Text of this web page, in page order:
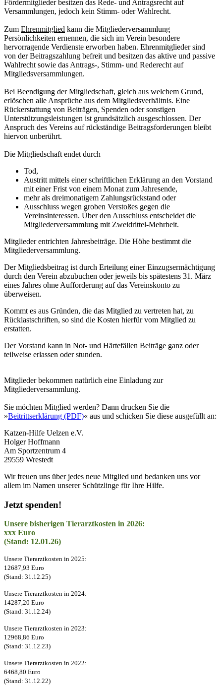
Fördermitglieder besitzen das Rede- und Antragsrecht auf
Versammlungen, jedoch kein Stimm- oder Wahlrecht.
Zum Ehrenmitglied kann die Mitgliederversammlung
Persönlichkeiten ernennen, die sich im Verein besondere
hervorragende Verdienste erworben haben. Ehrenmitglieder sind
von der Beitragszahlung befreit und besitzen das aktive und passive
Wahlrecht sowie das Antrags-, Stimm- und Rederecht auf
Mitgliedsversammlungen.
Bei Beendigung der Mitgliedschaft, gleich aus welchem Grund,
erlöschen alle Ansprüche aus dem Mitgliedsverhältnis. Eine
Rückerstattung von Beiträgen, Spenden oder sonstigen
Unterstützungsleistungen ist grundsätzlich ausgeschlossen. Der
Anspruch des Vereins auf rückständige Beitragsforderungen bleibt
hiervon unberührt.
Die Mitgliedschaft endet durch
Tod,
Austritt mittels einer schriftlichen Erklärung an den Vorstand
mit einer Frist von einem Monat zum Jahresende,
mehr als dreimonatigem Zahlungsrückstand oder
Ausschluss wegen groben Verstoßes gegen die
Vereinsinteressen. Über den Ausschluss entscheidet die
Mitgliederversammlung mit Zweidrittel-Mehrheit.
Mitglieder entrichten Jahresbeiträge. Die Höhe bestimmt die
Mitgliederversammlung.
Der Mitgliedsbeitrag ist durch Erteilung einer Einzugsermächtigung
durch den Verein abzubuchen oder jeweils bis spätestens 31. März
eines Jahres ohne Aufforderung auf das Vereinskonto zu
überweisen.
Kommt es aus Gründen, die das Mitglied zu vertreten hat, zu
Rücklastschriften, so sind die Kosten hierfür vom Mitglied zu
erstatten.
Der Vorstand kann in Not- und Härtefällen Beiträge ganz oder
teilweise erlassen oder stunden.
Mitglieder bekommen natürlich eine Einladung zur
Mitgliederversammlung.
Sie möchten Mitglied werden? Dann drucken Sie die
»Beitrittserklärung (PDF)« aus und schicken Sie diese ausgefüllt an:
Katzen-Hilfe Uelzen e.V.
Holger Hoffmann
Am Sportzentrum 4
29559 Wrestedt
Wir freuen uns über jedes neue Mitglied und bedanken uns vor
allem im Namen unserer Schützlinge für Ihre Hilfe.
Jetzt spenden!
Unsere bisherigen Tierarztkosten in 2026:
xxx Euro
(Stand: 12.01.26)
Unsere Tierarztkosten in 2025:
12687,93 Euro
(Stand: 31.12.25)
Unsere Tierarztkosten in 2024:
14287,20 Euro
(Stand: 31.12.24)
Unsere Tierarztkosten in 2023:
12968,86 Euro
(Stand: 31.12.23)
Unsere Tierarztkosten in 2022:
6468,80 Euro
(Stand: 31.12.22)